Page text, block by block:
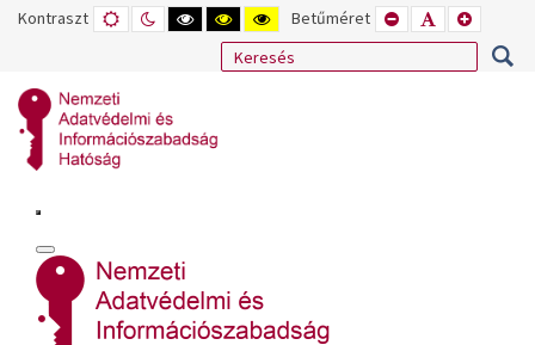
Kontraszt ALAPÉRTELMEZETT
MÓD
ÉJSZAKAI
MÓD
NAGY
KONTRASZTÚ
FEKETE-
FEHÉR
NAGY
KONTRASZTÚ
FEKETE
SÁRGA
NAGY
KONTRASZTÚ
SÁRGA
FEKETE
Betűméret KISEBB
BETŰTÍPUS
BEÁLLÍTÁSA
BETŰMÉRET
BEÁLLÍTÁSA